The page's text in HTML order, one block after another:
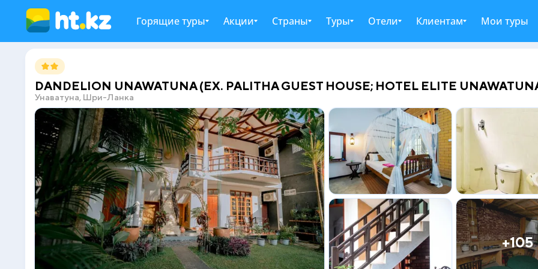
Горящие туры Акции Страны Туры Отели Клиентам Мои туры
DANDELION UNAWATUNA (EX. PALITHA GUEST HOUSE; HOTEL ELITE
Унаватуна, Шри-Ланка
+105